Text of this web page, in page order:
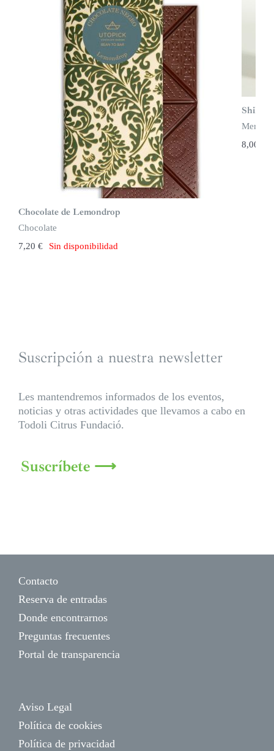
Chocolate de Lemondrop
Chocolate
7,20 € Sin disponibilidad
8,00
Suscripción a nuestra newsletter
Les mantendremos informados de los eventos,
noticias y otras actividades que llevamos a cabo en
Todoli Citrus Fundació.
Suscríbete ⟶
Contacto
Reserva de entradas
Donde encontrarnos
Preguntas frecuentes
Portal de transparencia
Aviso Legal
Política de cookies
Política de privacidad